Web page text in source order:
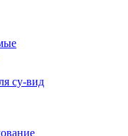
су-вид